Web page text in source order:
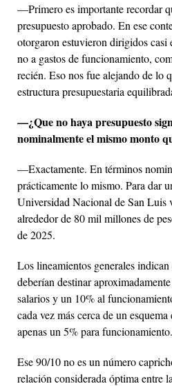
—Primero es importante recordar
presupuesto aprobado. En ese
otorgaron estuvieron dirigidos casi
no a gastos de funcionamiento,
recién. Eso nos fue alejando de lo
estructura presupuestaria
—¿Que no haya presupuesto
nominalmente el mismo monto
—Exactamente. En términos
prácticamente lo mismo. Para dar
Universidad Nacional de San Luis
alrededor de 80 mil millones de
de 2025.
Los lineamientos generales
deberían destinar
salarios y un 10% al
cada vez más cerca de un
apenas un 5% para funcionamiento.
Ese 90/10 no es un número
relación considerada óptima entre